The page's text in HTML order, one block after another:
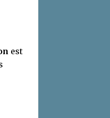
est